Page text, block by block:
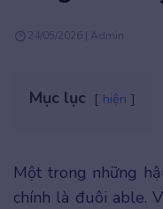
24/05/2026 | Admin
Mục lục hiện
Một trong những
chính là đuôi able.